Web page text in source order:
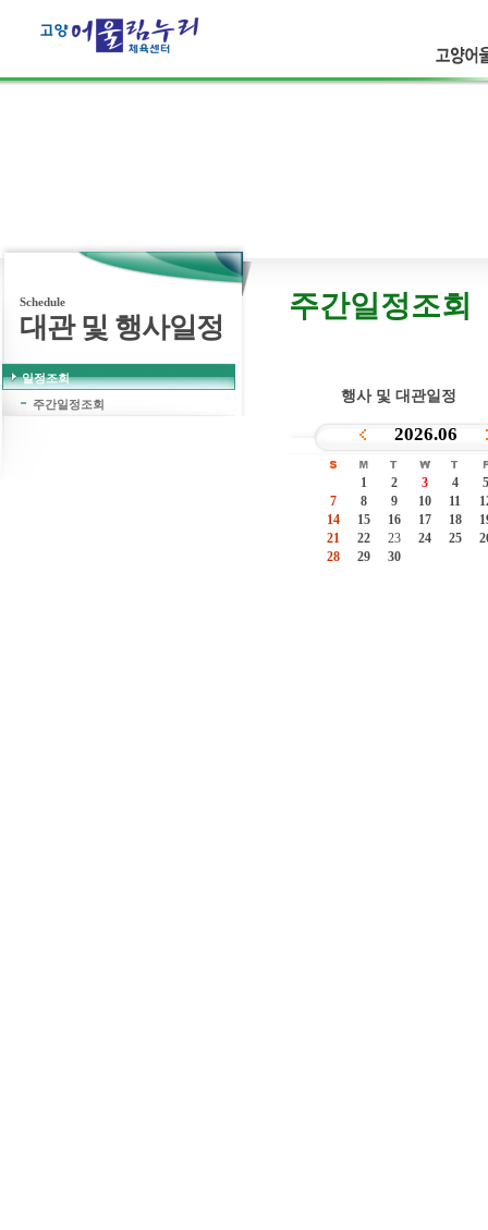
고양어
보다 더 큰행복은 없습니다.
주간일정조회
행사 및 대관일정
Schedule
대관 및 행사일정
일정조회
주간일정조회